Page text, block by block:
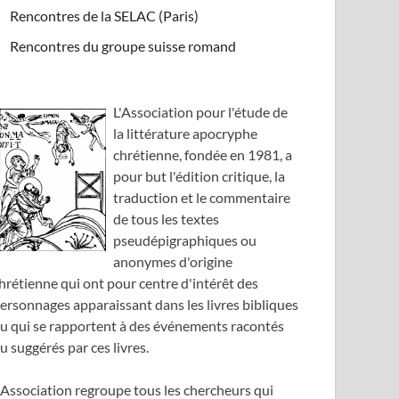
Rencontres de la SELAC (Paris)
Rencontres du groupe suisse romand
L'Association pour l'étude de
la littérature apocryphe
chrétienne, fondée en 1981, a
pour but l'édition critique, la
traduction et le commentaire
de tous les textes
pseudépigraphiques ou
anonymes d'origine
qui ont pour centre d'intérêt des
apparaissant dans les livres bibliques
qui se rapportent à des événements racontés
suggérés par ces livres.
regroupe tous les chercheurs qui